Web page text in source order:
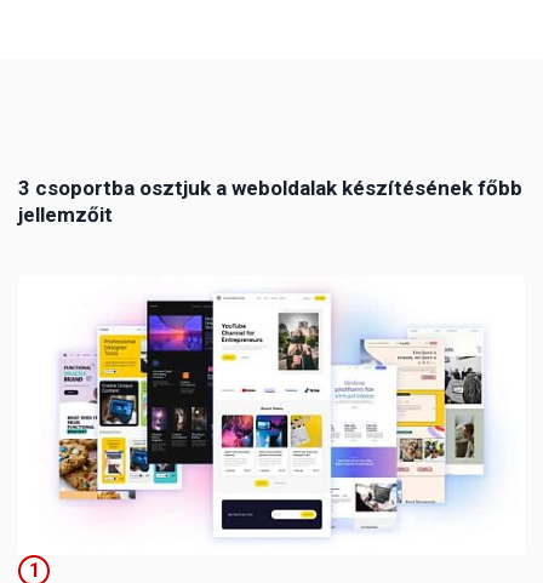
3 csoportba osztjuk a weboldalak készítésének főbb
jellemzőit
1